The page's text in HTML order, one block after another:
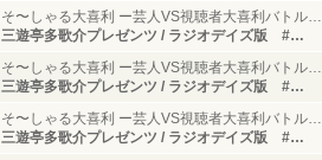
そ〜しゃる大喜利 ー芸人VS視聴者大喜利バトル…
三遊亭多歌介プレゼンツ / ラジオデイズ版 #…
そ〜しゃる大喜利 ー芸人VS視聴者大喜利バトル…
三遊亭多歌介プレゼンツ / ラジオデイズ版 #…
そ〜しゃる大喜利 ー芸人VS視聴者大喜利バトル…
三遊亭多歌介プレゼンツ / ラジオデイズ版 #…